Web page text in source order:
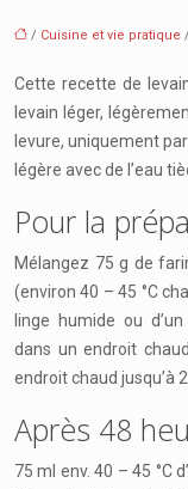
/ Cuisine et vie pratique
Cette recette de
levain léger,
levure, uniquement
légère avec de l’eau
Pour la
Mélangez 75 g de
(environ 40 – 45 °C
linge humide ou
dans un endroit
endroit chaud jusqu’à
Après 48
75 ml env. 40 – 45 °C